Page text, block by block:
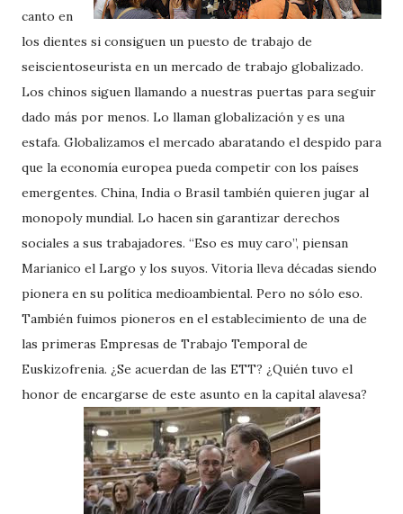
canto en
los dientes si consiguen un puesto de trabajo de
seiscientoseurista en un mercado de trabajo globalizado.
Los chinos siguen llamando a nuestras puertas para seguir
dado más por menos. Lo llaman globalización y es una
estafa. Globalizamos el mercado abaratando el despido para
que la economía europea pueda competir con los países
emergentes. China, India o Brasil también quieren jugar al
monopoly mundial. Lo hacen sin garantizar derechos
sociales a sus trabajadores. “Eso es muy caro”, piensan
Marianico el Largo y los suyos. Vitoria lleva décadas siendo
pionera en su política medioambiental. Pero no sólo eso.
También fuimos pioneros en el establecimiento de una de
las primeras Empresas de Trabajo Temporal de
Euskizofrenia. ¿Se acuerdan de las ETT? ¿Quién tuvo el
honor de encargarse de este asunto en la capital alavesa?